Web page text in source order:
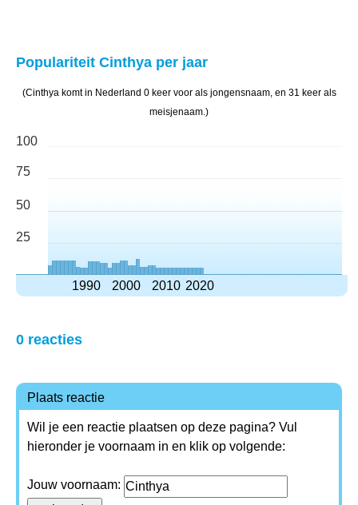
Populariteit Cinthya per jaar
(Cinthya komt in Nederland 0 keer voor als jongensnaam, en 31 keer als
meisjenaam.)
100
75
50
25
1990 2000 2010 2020
0 reacties
Plaats reactie
Wil je een reactie plaatsen op deze pagina? Vul
hieronder je voornaam in en klik op volgende:
Jouw voornaam: